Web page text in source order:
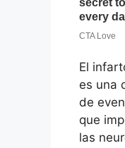
El
es una
de
que
las